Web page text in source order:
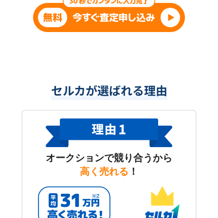
セルカが選ばれる理由
オークションで競り合うから
高く売れる ！